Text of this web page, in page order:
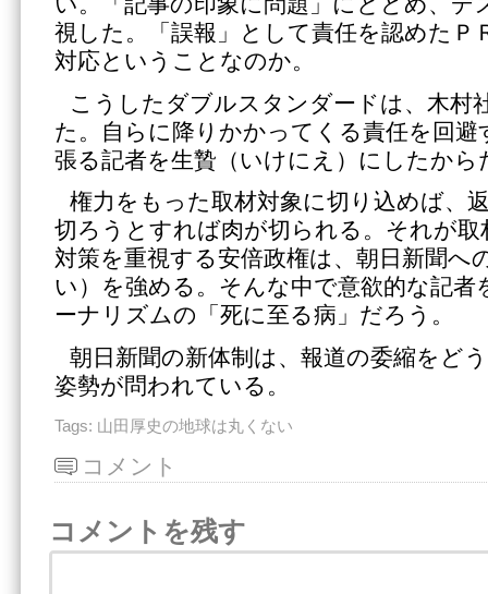
視した。「誤報」として責任を認めたＰ
対応ということなのか。
こうしたダブルスタンダードは、木村
た。自らに降りかかってくる責任を回避
張る記者を生贄（いけにえ）にしたから
権力をもった取材対象に切り込めば、
切ろうとすれば肉が切られる。それが取
対策を重視する安倍政権は、朝日新聞へ
い）を強める。そんな中で意欲的な記者
ーナリズムの「死に至る病」だろう。
朝日新聞の新体制は、報道の委縮をど
姿勢が問われている。
Tags: 山田厚史の地球は丸くない
コメント
コメントを残す